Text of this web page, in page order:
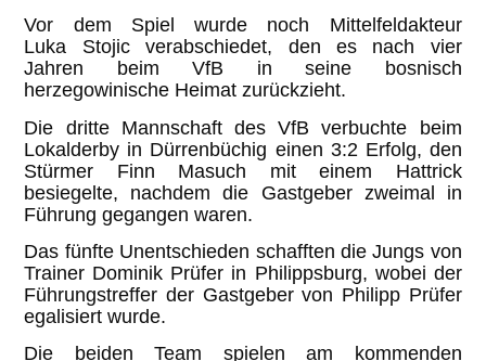
Vor dem Spiel wurde noch Mittelfeldakteur
Luka Stojic verabschiedet, den es nach vier
Jahren beim VfB in seine bosnisch
herzegowinische Heimat zurückzieht.
Die dritte Mannschaft des VfB verbuchte beim
Lokalderby in Dürrenbüchig einen 3:2 Erfolg, den
Stürmer Finn Masuch mit einem Hattrick
besiegelte, nachdem die Gastgeber zweimal in
Führung gegangen waren.
Das fünfte Unentschieden schafften die Jungs von
Trainer Dominik Prüfer in Philippsburg, wobei der
Führungstreffer der Gastgeber von Philipp Prüfer
egalisiert wurde.
Die beiden Team spielen am kommenden